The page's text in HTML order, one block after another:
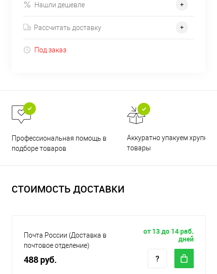
Нашли дешевле
Рассчитать доставку
Под заказ
Профессиональная помощь в
подборе товаров
Аккуратно упакуем хрупкие
товары
СТОИМОСТЬ ДОСТАВКИ
Почта России (Доставка в
почтовое отделение)
488 руб.
от 13 до 14 раб.
дней